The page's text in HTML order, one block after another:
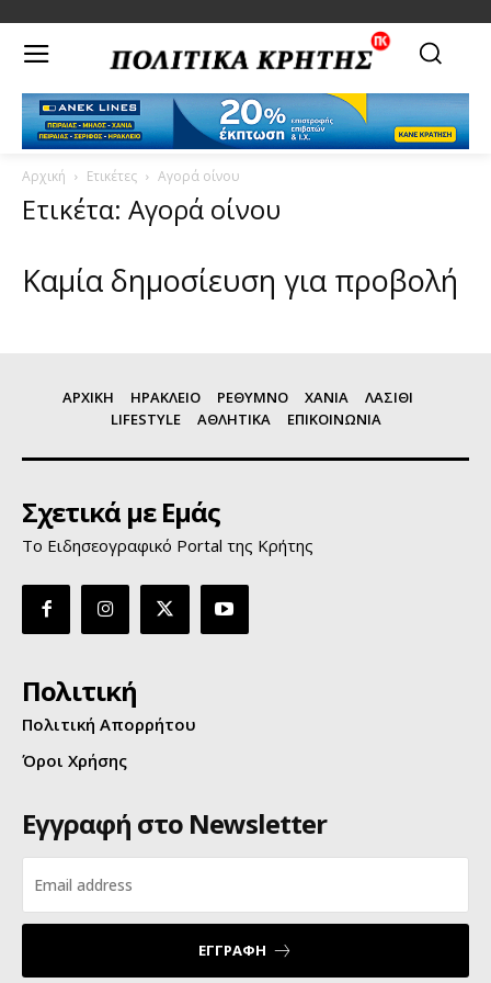
Αρχική Ετικέτες Αγορά οίνου
Ετικέτα: Αγορά οίνου
Καμία δημοσίευση για προβολή
ΑΡΧΙΚΗ ΗΡΑΚΛΕΙΟ ΡΕΘΥΜΝΟ ΧΑΝΙΑ
ΛΑΣΙΘΙ
LIFESTYLE
ΑΘΛΗΤΙΚΑ ΕΠΙΚΟΙΝΩΝΙΑ
Σχετικά με Εμάς
Το Ειδησεογραφικό Portal της Κρήτης
Πολιτική
Πολιτική Απορρήτου
Όροι Χρήσης
Εγγραφή στο Newsletter
ΕΓΓΡΑΦΗ